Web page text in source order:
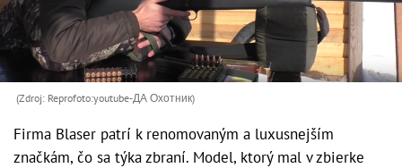
(Zdroj: Reprofoto:youtube-ДА Охотник)
Firma Blaser patrí k renomovaným a luxusnejším
značkám, čo sa týka zbraní. Model, ktorý mal v zbierke